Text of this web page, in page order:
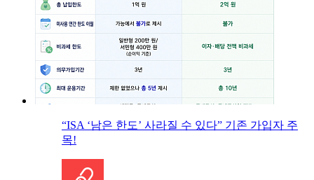
“ISA ‘남은 한도’ 사라질 수 있다” 기존 가입자 주
목!